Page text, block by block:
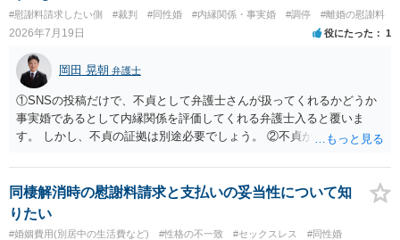
#慰謝料請求したい側 #裁判 #同性婚 #内縁関係・事実婚 #調停 #離婚の慰謝料
2026年7月19日 役にたった 1
岡田 晃朝 弁護士
①SNSの投稿だけで、不貞として弁護士さんが扱ってくれるかどうか
事実婚であるとして内縁関係を評価してくれる弁護士入ると覆いま
す。 しかし、不貞の証拠は別途必要でしょう。 ②不貞が認められない
消にあたるかどうか そこは協議の余地はあるかもしれませんが、離婚
の場合も相互に帰責性が無ければ（立証できなければ）、慰謝料など
は無いので、意味があるかでしょうね。
同棲解消時の慰謝料請求と支払いの妥当性について知
りたい
#婚姻費用(別居中の生活費など) #性格の不一致 #セックスレス #同性婚